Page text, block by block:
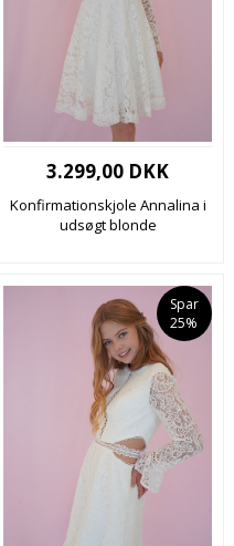
3.299,00 DKK
Konfirmationskjole Annalina i
udsøgt blonde
Spar
25%